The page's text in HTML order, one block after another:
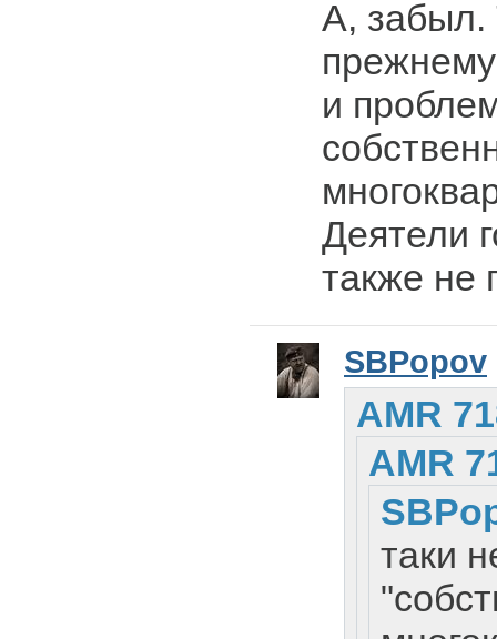
А, забыл.
и
Деятели
также не
SBPopov
AMR
AMR
таки